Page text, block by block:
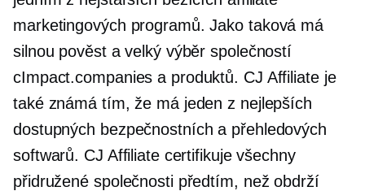
marketingových programů. Jako taková má
silnou pověst a velký výběr společností
cImpact.companies a produktů. CJ Affiliate je
také známá tím, že má jeden z nejlepších
dostupných bezpečnostních a přehledových
softwarů. CJ Affiliate certifikuje všechny
přidružené společnosti předtím, než obdrží